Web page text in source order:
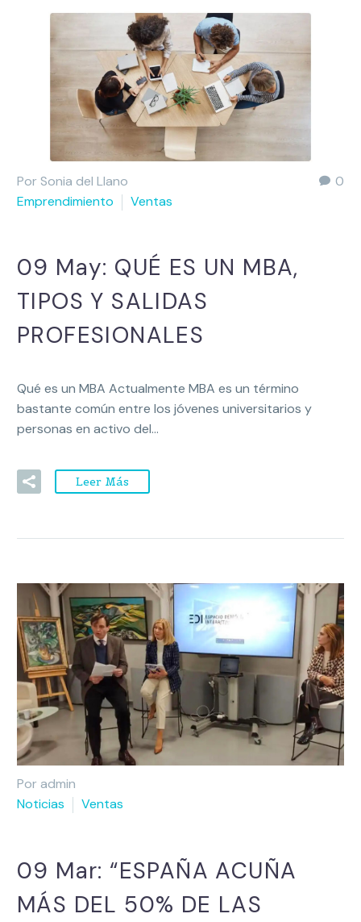
0
Por Sonia del Llano
Emprendimiento
Ventas
09 May: QUÉ ES UN MBA,
TIPOS Y SALIDAS
PROFESIONALES
Qué es un MBA Actualmente MBA es un término
bastante común entre los jóvenes universitarios y
personas en activo del…
Leer Más
Por admin
Noticias
Ventas
09 Mar: “ESPAÑA ACUÑA
MÁS DEL 50% DE LAS